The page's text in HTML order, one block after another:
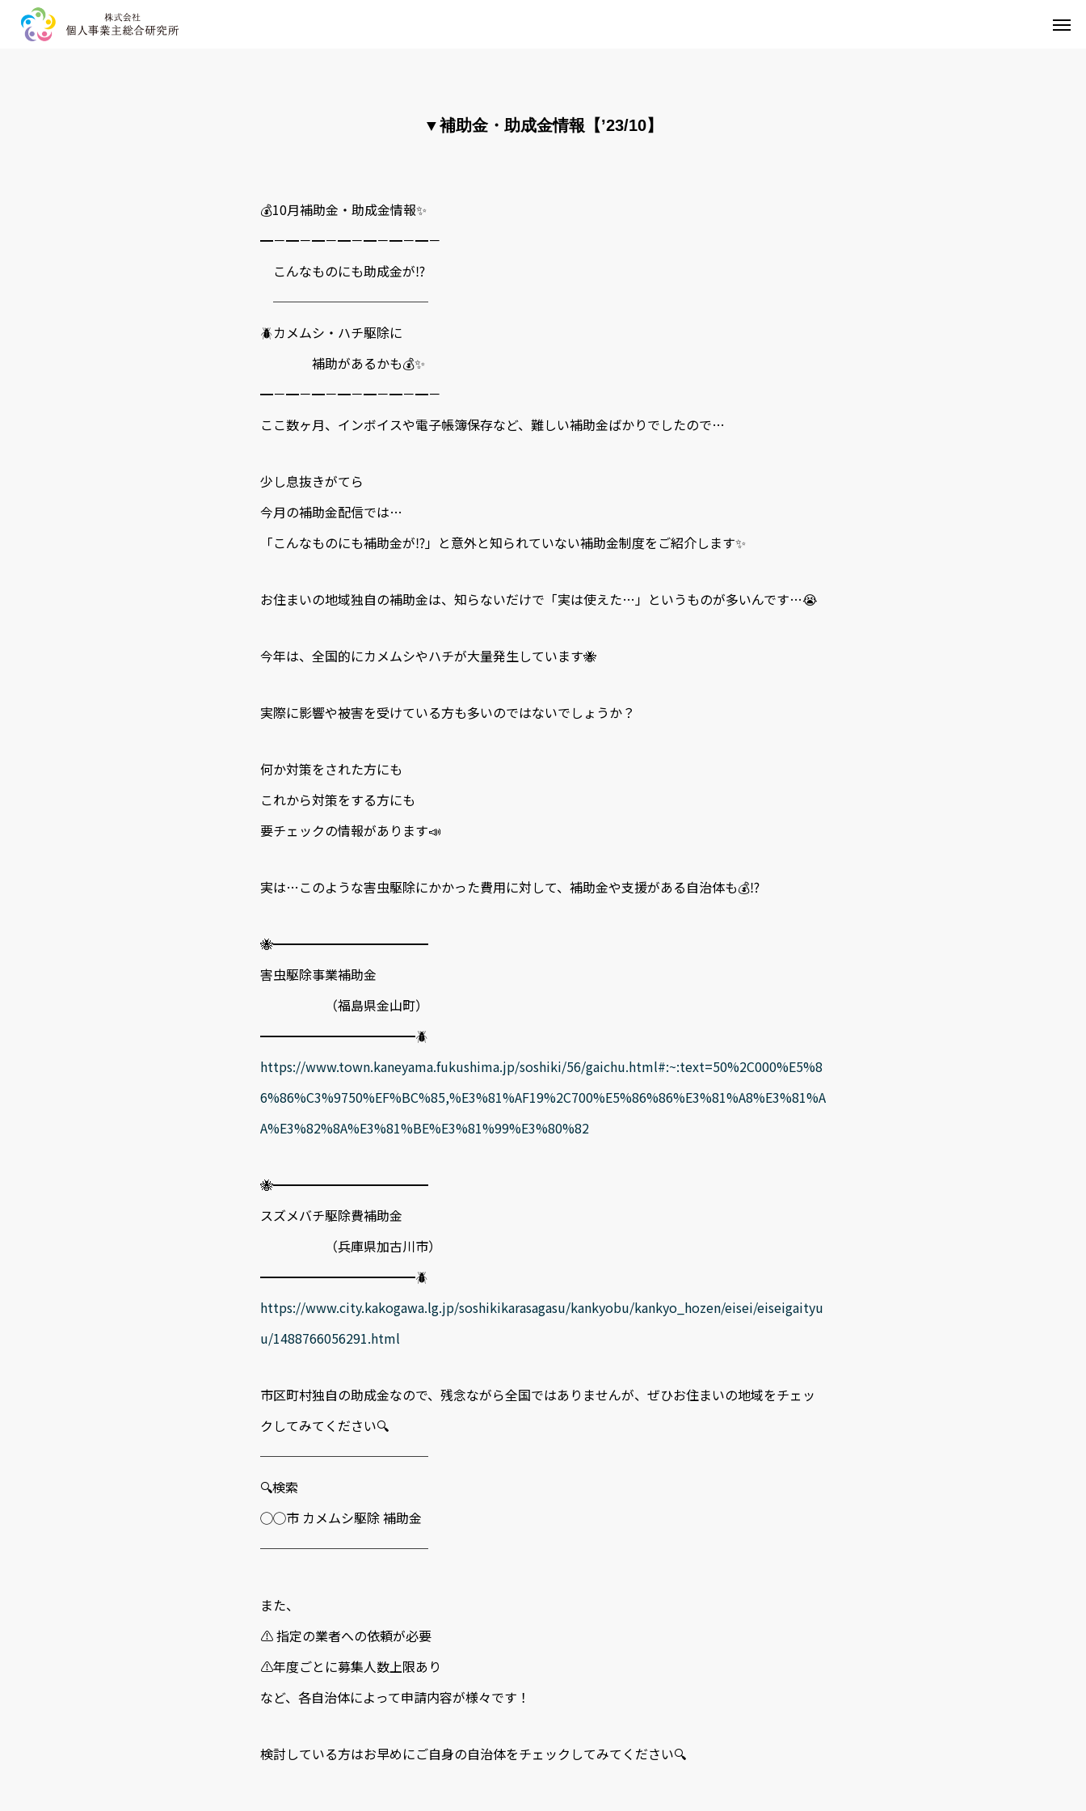
▼補助金・助成金情報【’23/10】
💰10月補助金・助成金情報✨
━－━－━－━－━－━－━－
こんなものにも助成金が⁉️
────────────
🪲カメムシ・ハチ駆除に
補助があるかも💰✨
━－━－━－━－━－━－━－
ここ数ヶ月、インボイスや電子帳簿保存など、難しい補助金ばかりでしたので…
少し息抜きがてら
今月の補助金配信では…
「こんなものにも補助金が⁉️」と意外と知られていない補助金制度をご紹介します✨
お住まいの地域独自の補助金は、知らないだけで「実は使えた…」というものが多いんです…😭
今年は、全国的にカメムシやハチが大量発生しています🐝
実際に影響や被害を受けている方も多いのではないでしょうか？
何か対策をされた方にも
これから対策をする方にも
要チェックの情報があります📣
実は…このような害虫駆除にかかった費用に対して、補助金や支援がある自治体も💰⁉️
🐝━━━━━━━━━━━━
害虫駆除事業補助金
（福島県金山町）
━━━━━━━━━━━━🪲
https://www.town.kaneyama.fukushima.jp/soshiki/56/gaichu.html#:~:text=50%2C000%E5%8
6%86%C3%9750%EF%BC%85,%E3%81%AF19%2C700%E5%86%86%E3%81%A8%E3%81%A
A%E3%82%8A%E3%81%BE%E3%81%99%E3%80%82
🐝━━━━━━━━━━━━
スズメバチ駆除費補助金
（兵庫県加古川市）
━━━━━━━━━━━━🪲
https://www.city.kakogawa.lg.jp/soshikikarasagasu/kankyobu/kankyo_hozen/eisei/eiseigaityu
u/1488766056291.html
市区町村独自の助成金なので、残念ながら全国ではありませんが、ぜひお住まいの地域をチェッ
クしてみてください🔍
─────────────
🔍検索
◯◯市 カメムシ駆除 補助金
─────────────
また、
⚠️ 指定の業者への依頼が必要
⚠️年度ごとに募集人数上限あり
など、各自治体によって申請内容が様々です！
検討している方はお早めにご自身の自治体をチェックしてみてください🔍